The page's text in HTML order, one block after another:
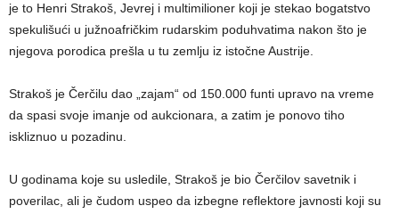
je to Henri Strakoš, Jevrej i multimilioner koji je stekao bogatstvo
spekulišući u južnoafričkim rudarskim poduhvatima nakon što je
njegova porodica prešla u tu zemlju iz istočne Austrije.
Strakoš je Čerčilu dao „zajam“ od 150.000 funti upravo na vreme
da spasi svoje imanje od aukcionara, a zatim je ponovo tiho
iskliznuo u pozadinu.
U godinama koje su usledile, Strakoš je bio Čerčilov savetnik i
poverilac, ali je čudom uspeo da izbegne reflektore javnosti koji su